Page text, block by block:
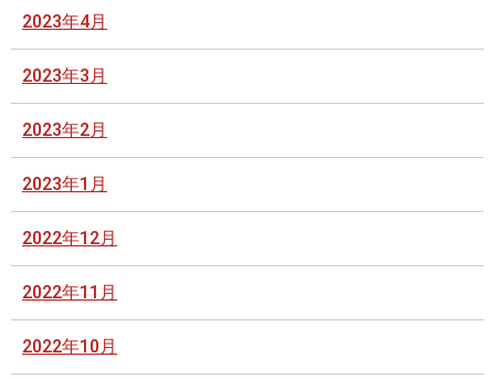
2023年4月
2023年3月
2023年2月
2023年1月
2022年12月
2022年11月
2022年10月